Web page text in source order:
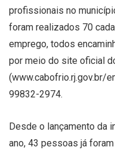
profissionais no
foram realizados 70
emprego, todos
por meio do site oficial
(www.cabofrio.rj.gov.br/
99832-2974.
Desde o lançamento da
ano, 43 pessoas já